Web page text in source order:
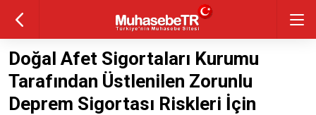
Doğal Afet Sigortaları Kurumu
Tarafından Üstlenilen Zorunlu
Deprem Sigortası Riskleri İçin